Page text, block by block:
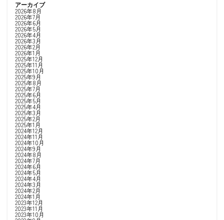
アーカイブ
2026年8月
2026年7月
2026年6月
2026年5月
2026年4月
2026年3月
2026年2月
2026年1月
2025年12月
2025年11月
2025年10月
2025年9月
2025年8月
2025年7月
2025年6月
2025年5月
2025年4月
2025年3月
2025年2月
2025年1月
2024年12月
2024年11月
2024年10月
2024年9月
2024年8月
2024年7月
2024年6月
2024年5月
2024年4月
2024年3月
2024年2月
2024年1月
2023年12月
2023年11月
2023年10月